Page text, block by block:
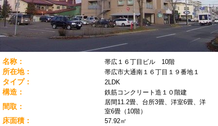
名称： 帯広１６丁目ビル 10階
所在地： 帯広市大通南１６丁目１９番地１
タイプ： 2LDK
構造： 鉄筋コンクリート造１０階建
間取：
居間11.2畳、台所3畳、洋室6畳、洋
室6畳（10階）
床面積： 57.92㎡